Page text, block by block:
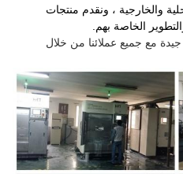
والخارجية ، ونقدم منتجات
الخاصة بهم.
مع جميع عملائنا من خلال